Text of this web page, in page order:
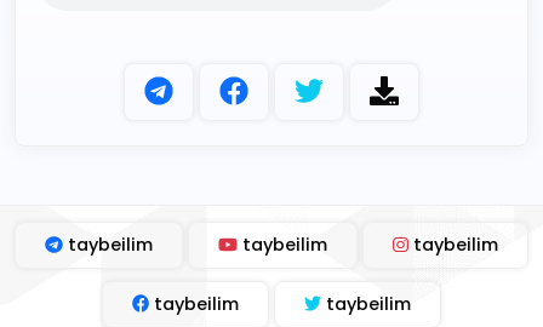
taybeilim taybeilim taybeilim
taybeilim taybeilim